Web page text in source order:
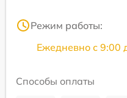
Режим работы:
Ежедневно с 9:00
Способы оплаты